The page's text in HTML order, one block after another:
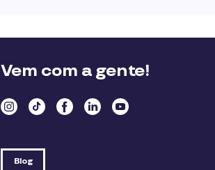
Vem com a gente!
Blog